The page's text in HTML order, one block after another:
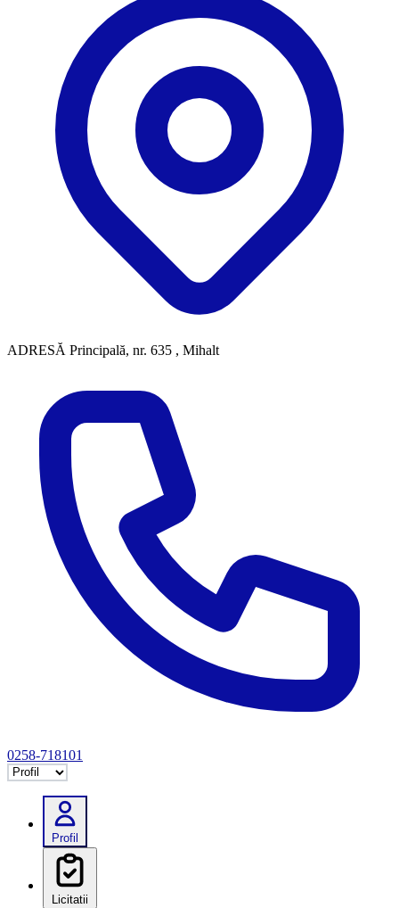
ADRESĂ Principală, nr. 635 , Mihalt
0258-718101
Selectează tab
Profil
Licitatii